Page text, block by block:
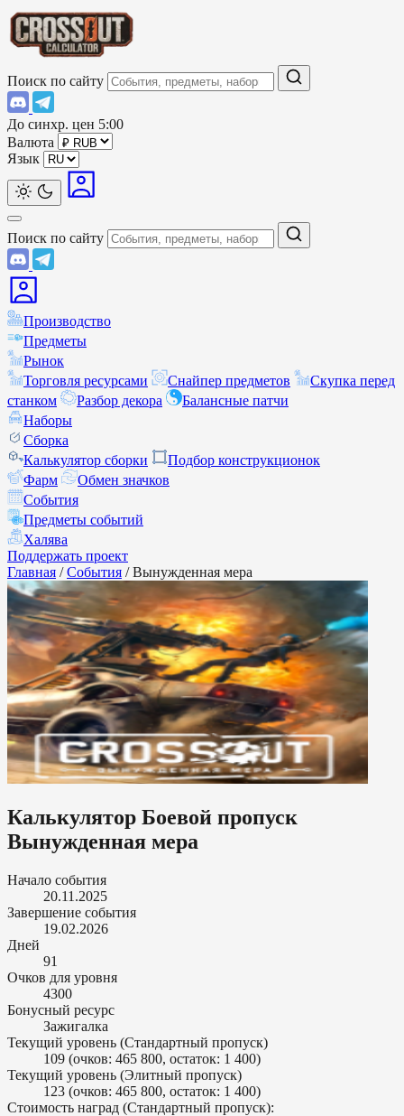
Поиск по сайту
До синхр. цен 5:00
Валюта
Язык
Поиск по сайту
Производство
Предметы
Рынок
Торговля ресурсами
Снайпер предметов
Скупка перед
станком
Разбор декора
Балансные патчи
Наборы
Сборка
Калькулятор сборки
Подбор конструкционок
Фарм
Обмен значков
События
Предметы событий
Халява
Поддержать проект
Главная / События / Вынужденная мера
Калькулятор Боевой пропуск
Вынужденная мера
Начало события
20.11.2025
Завершение события
19.02.2026
Дней
91
Очков для уровня
4300
Бонусный ресурс
Зажигалка
Текущий уровень (Стандартный пропуск)
109 (очков: 465 800, остаток: 1 400)
Текущий уровень (Элитный пропуск)
123 (очков: 465 800, остаток: 1 400)
Стоимость наград (Стандартный пропуск):